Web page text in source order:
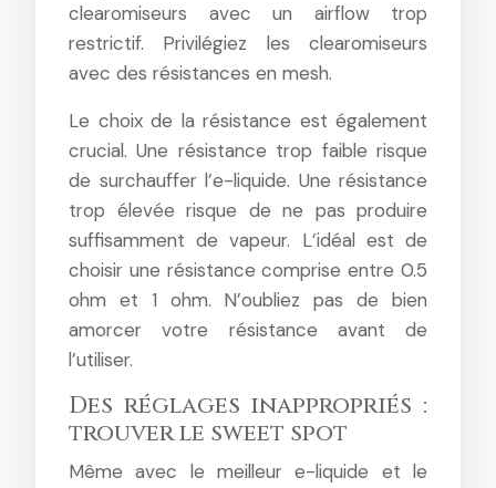
clearomiseurs avec un airflow trop
restrictif. Privilégiez les clearomiseurs
avec des résistances en mesh.
Le choix de la résistance est également
crucial. Une résistance trop faible risque
de surchauffer l’e-liquide. Une résistance
trop élevée risque de ne pas produire
suffisamment de vapeur. L’idéal est de
choisir une résistance comprise entre 0.5
ohm et 1 ohm. N’oubliez pas de bien
amorcer votre résistance avant de
l’utiliser.
Des réglages inappropriés :
trouver le sweet spot
Même avec le meilleur e-liquide et le